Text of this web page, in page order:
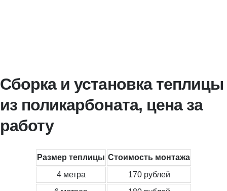
Сборка и установка теплицы
из поликарбоната, цена за
работу
Размер теплицы Стоимость монтажа
4 метра
170 рублей